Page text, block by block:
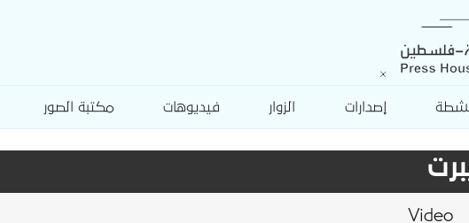
إصدارات الزوار فيديوهات مكتبة الصور
Video